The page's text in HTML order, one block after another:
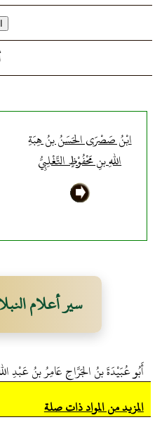
ابْنُ صَصْرَى الحَسَنُ بنُ هِبَةِ
اللهِ بنِ مَحْفُوْظٍ التَّغْلِبِيُّ
سير أعلام
أَبُو عُبَيْدَةَ بنُ الجَرَّاحِ عَامِرُ بنُ عَبْدِ
المزيد من المواد ذات صلة